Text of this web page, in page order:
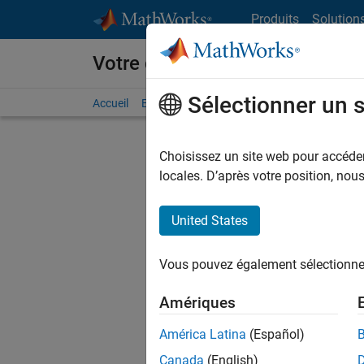
Produits
Votre carrière chez MathWorks
Accueil Explorer nos opportunités Adresses de
FILTRER
d'offre
Les
Sélectionner un
Choisissez un site web pour
locales. D’après votre position,
United States
Vous pouvez également
Amériques
América Latina (Español)
Canada (English)